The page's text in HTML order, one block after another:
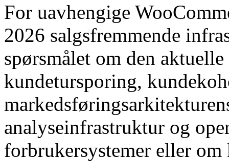
For uavhengige
2026 salgsfremmende
spørsmålet om den
kundetursporing,
analyseinfrastruktur og
forbrukersystemer eller